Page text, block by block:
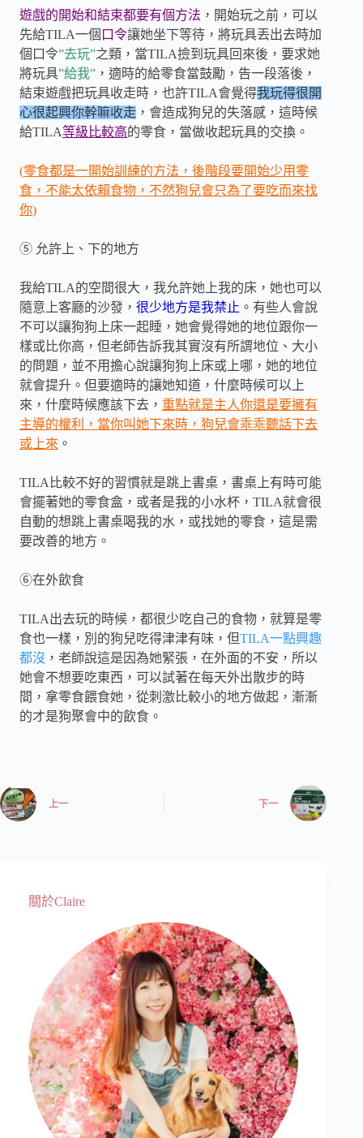
遊戲的開始和結束都要有個方法 ，開始玩之前，可以
先給TILA一個 口令讓她坐下等待，將玩具丟出去時加
個口令”去玩”之類，當TILA撿到玩具回來後，要求她
將玩具”給我” ，適時的給零食當鼓勵，告一段落後，
結束遊戲把玩具收走時，也許TILA會覺得我玩得很開
心很起興你幹嘛收走 ，會造成狗兒的失落感，這時候
給TILA等級比較高的零食，當做收起玩具的交換。
(零食都是一開始訓練的方法，後階段要開始少用零
食，不能太依賴食物，不然狗兒會只為了要吃而來找
你)
⑤ 允許上、下的地方
我給TILA的空間很大，我允許她上我的床，她也可以
隨意上客廳的沙發， 很少地方是我禁止 。有些人會說
不可以讓狗狗上床一起睡，她會覺得她的地位跟你一
樣或比你高，但老師告訴我其實沒有所謂地位、大小
的問題，並不用擔心說讓狗狗上床或上哪，她的地位
就會提升。但要適時的讓她知道，什麼時候可以上
來，什麼時候應該下去， 重點就是主人你還是要擁有
主導的權利，當你叫她下來時，狗兒會乖乖聽話下去
或上來 。
TILA 比較不好的習慣就是跳上書桌，書桌上有時可能
會擺著她的零食盒，或者是我的小水杯， TILA就會很
自動的想跳上書桌喝我的水，或找她的零食，這是需
要改善的地方。
⑥在外飲食
TILA出去玩的時候，都很少吃自己的食物，就算是零
食也一樣，別的狗兒吃得津津有味，但TILA一點興趣
都沒 ，老師說這是因為她緊張，在外面的不安，所以
她會不想要吃東西，可以試著在每天外出散步的時
間，拿零食餵食她，從刺激比較小的地方做起，漸漸
的才是狗聚會中的飲食。
上一 下一
關於Claire